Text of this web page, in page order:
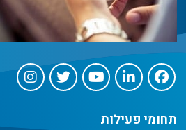
תחומי פעילות